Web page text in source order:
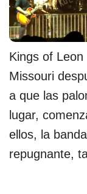
Kings of
Missouri
a que las
lugar,
ellos, la
repugnante,